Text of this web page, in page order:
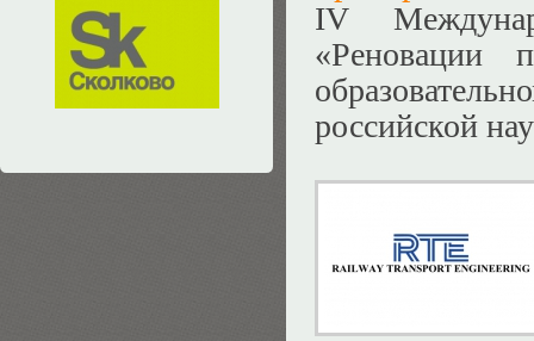
IV
«Реновации
российской